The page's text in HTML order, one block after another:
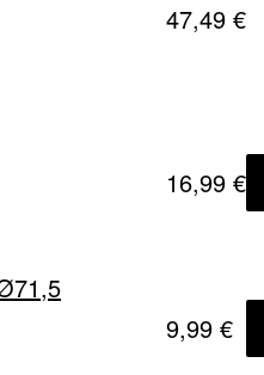
47,49 €
16,99 €
9,99 €